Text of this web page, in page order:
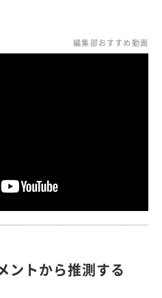
編集部おすすめ動画
ントから推測する